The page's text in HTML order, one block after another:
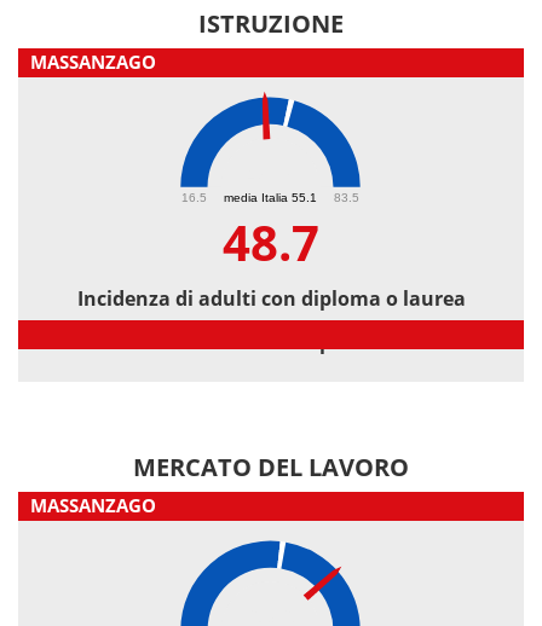
ISTRUZIONE
MASSANZAGO
media Italia 55.1
16.5 83.5
48.7
Incidenza di adulti con diploma o laurea
MERCATO DEL LAVORO
MASSANZAGO